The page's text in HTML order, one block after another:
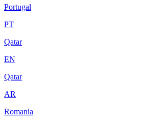
Portugal
PT
Qatar
EN
Qatar
AR
Romania